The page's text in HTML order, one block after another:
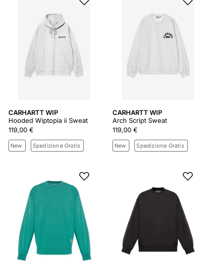
CARHARTT WIP
Hooded Wiptopia ii Sweat
119,00 €
New Spedizione Gratis
CARHARTT WIP
Arch Script Sweat
119,00 €
New Spedizione Gratis